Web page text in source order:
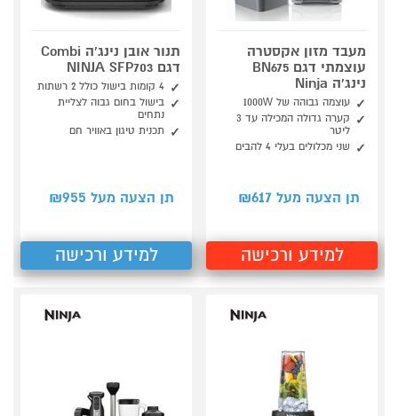
מעבד מזון אקסטרה
עוצמתי דגם BN675
נינג'ה Ninja
עוצמה גבוהה של 1000W
קערה גדולה המכילה עד 3
ליטר
שני מכלולים בעלי 4 להבים
תן הצעה מעל ₪ 617
למידע ורכישה
תנור אובן נינג'ה Combi
דגם NINJA SFP703
4 קומות בישול כולל 2 רשתות
בישול בחום גבוה לצליית
נתחים
תכנית טיגון באוויר חם
תן הצעה מעל ₪ 955
למידע ורכישה